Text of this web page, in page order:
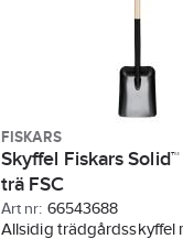
FISKARS
Skyffel Fiskars
trä FSC
Art nr: 66543688
Allsidig trädgårdsskyffel